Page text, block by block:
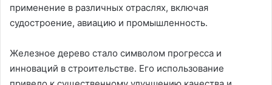
применение в различных отраслях, включая
судостроение, авиацию и промышленность.
Железное дерево стало символом прогресса и
инноваций в строительстве. Его использование